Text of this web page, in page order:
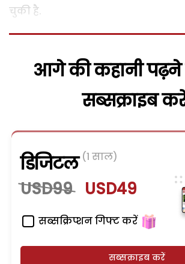
चुकी है.
आगे की कहानी
सब्सक्राइब
डिजिटल (1 साल)
USD99 USD49
सब्सक्रिप्शन गिफ्ट करें
सब्सक्राइब करें